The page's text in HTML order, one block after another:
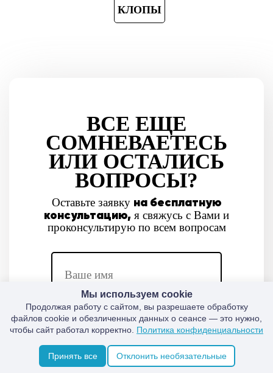
КЛОПЫ
ВСЕ ЕЩЕ
СОМНЕВАЕТЕСЬ
ИЛИ ОСТАЛИСЬ
ВОПРОСЫ?
Оставьте заявку на бесплатную
консультацию, я свяжусь с Вами и
проконсультирую по всем вопросам
Мы используем cookie
Продолжая работу с сайтом, вы разрешаете обработку
файлов cookie и обезличенных данных о сеансе — это нужно,
чтобы сайт работал корректно. Политика конфиденциальности
Принять все Отклонить необязательные